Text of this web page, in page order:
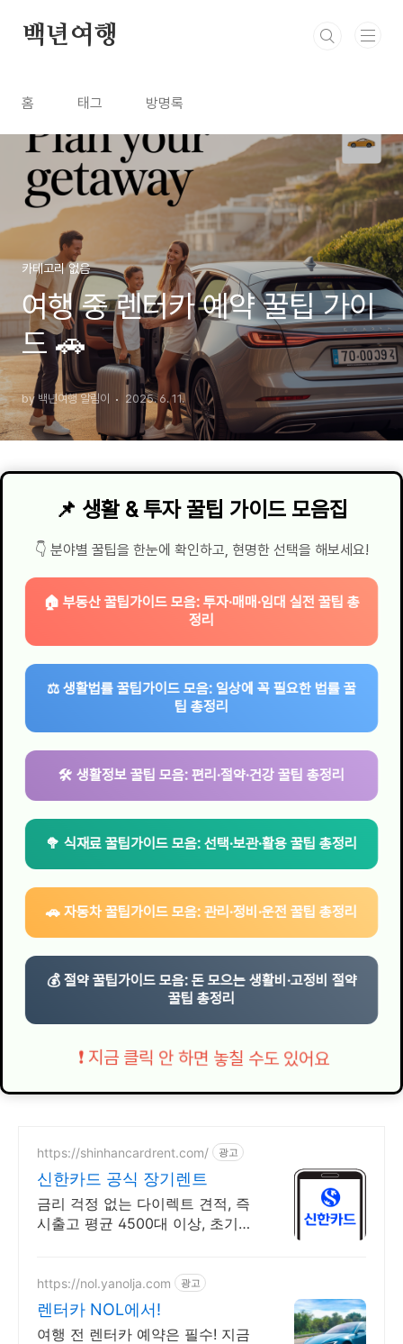
백년여행
홈 태그 방명록
카테고리 없음
여행 중 렌터카 예약 꿀팁 가이
드 🚗
by 백년여행 알림이 2025. 6. 11.
📌 생활 & 투자 꿀팁 가이드 모음집
👇 분야별 꿀팁을 한눈에 확인하고, 현명한 선택을 해보세요!
🏠 부동산 꿀팁가이드 모음: 투자·매매·임대 실전 꿀팁 총
정리
⚖️ 생활법률 꿀팁가이드 모음: 일상에 꼭 필요한 법률 꿀
팁 총정리
🛠 생활정보 꿀팁 모음: 편리·절약·건강 꿀팁 총정리
🥦 식재료 꿀팁가이드 모음: 선택·보관·활용 꿀팁 총정리
🚗 자동차 꿀팁가이드 모음: 관리·정비·운전 꿀팁 총정리
💰 절약 꿀팁가이드 모음: 돈 모으는 생활비·고정비 절약
꿀팁 총정리
❗ 지금 클릭 안 하면 놓칠 수도 있어요
https://shinhancardrent.com/ 광고
신한카드 공식 장기렌트
금리 걱정 없는 다이렉트 견적, 즉
시출고 평균 4500대 이상, 초기비
정
https://nol.yanolja.com 광고
렌터카 NOL에서!
여행 전 렌터카 예약은 필수! 지금